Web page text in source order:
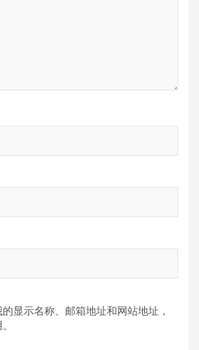
显示名称、邮箱地址和网站地址，